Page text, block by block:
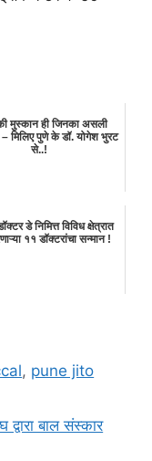
मुस्कान ही जिनका असली
– मिलिए पुणे के डॉ. योगेश भुरट
से..!
डे निमित्त विविध क्षेत्रात
११ डॉक्टरांचा सन्मान !
, pune jito
बाल संस्कार